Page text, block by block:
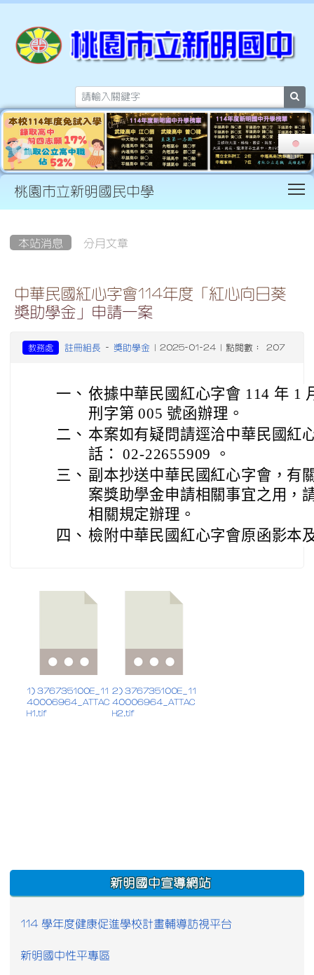
桃園市立新明國民中學
本站消息 分月文章
中華民國紅心字會114年度「紅心向日葵
獎助學金」申請一案
教務處 註冊組長 - 獎助學金 | 2025-01-24 | 點閱數： 207
一、 依據中華民國紅心字會 114 年 1
刑字第 005 號函辦理。
二、 本案如有疑問請逕洽中華民國紅
話： 02-22655909 。
三、 副本抄送中華民國紅心字會，有
案獎助學金申請相關事宜之用，
相關規定辦理。
四、 檢附中華民國紅心字會原函影本
1) 376735100E_11
40006964_ATTAC
H1.tif
2) 376735100E_11
40006964_ATTAC
H2.tif
:::
新明國中宣導網站
114 學年度健康促進學校計畫輔導訪視平台
新明國中性平專區